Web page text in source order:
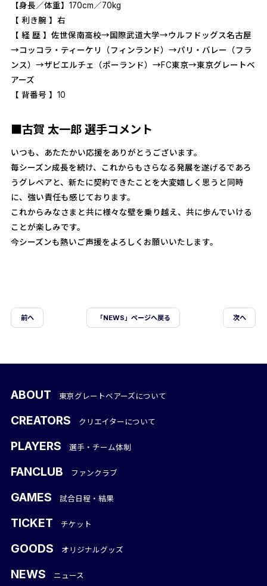
【身長／体重】170cm／70kg
【 利き腕 】右
【 経 歴 】佐世保南高校→国際武道大学→ウルフドッグス名古屋
→コッコラ・ティーケリ（フィンランド）→パリ・バレー（フラ
ンス）→ザビエルチェ（ポーランド）→FC東京→東京グレートベ
アーズ
【 背番号 】10
■古賀 太一郎 選手コメント
いつも、あたたかい応援をありがとうございます。
毎シーズン成長を続け、これからもさらなる発展を遂げるであろ
うグレベアと、新たに契約できたことを大変嬉しく思うと同時
に、強い責任も感じております。
これからみなさまと共に様々な壁を乗り越え、共に歩んでいける
ことが楽しみです。
今シーズンも熱いご声援をよろしくお願いいたします。
前ヘ 「NEWS」ページへ戻る 次へ
ABOUT 東京グレートベアーズについて
CREATORS クリエイターについて
PLAYERS 選手・チーム体制
FANCLUB ファンクラブ
GAMES 試合日程・結果
TICKET チケット
GOODS オリジナルグッズ
NEWS ニュース